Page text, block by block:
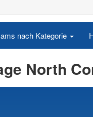
nach Kategorie
North